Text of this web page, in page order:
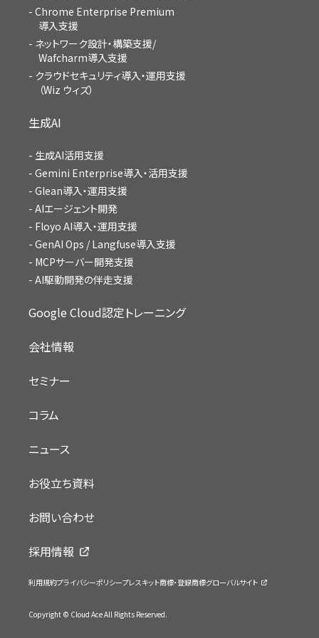
Chrome Enterprise Premium
導入支援
ネットワーク設計・構築支援/
Wafcharm導入支援
クラウドセキュリティ導入・運用支援
（Wiz ウィズ）
生成AI
生成AI活用支援
Gemini Enterprise導入・活用支援
Glean導入・運用支援
AIエージェント開発
Floyo AI導入・運用支援
GenAI Ops / Langfuse導入支援
MCPサーバー開発支援
AI駆動開発の伴走支援
Google Cloud認定トレーニング
会社情報
セミナー
コラム
ニュース
お役立ち資料
お問い合わせ
採用情報
利用規約プライバシーポリシープレスキット商標・登録商標グローバルサイト
Copyright © Cloud Ace All Rights Reserved.